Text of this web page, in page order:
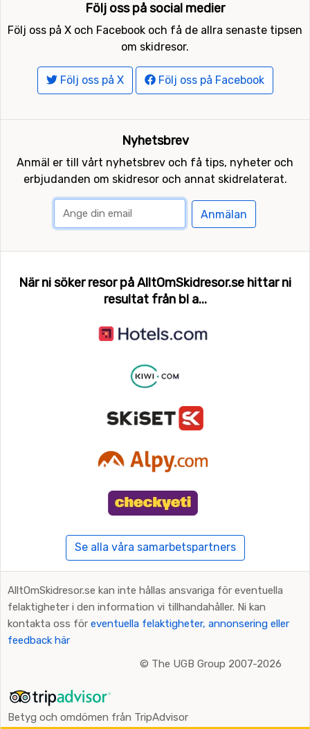
Följ oss på social medier
Följ oss på X och Facebook och få de allra senaste tipsen
om skidresor.
Följ oss på X Följ oss på Facebook
Nyhetsbrev
Anmäl er till vårt nyhetsbrev och få tips, nyheter och
erbjudanden om skidresor och annat skidrelaterat.
Anmälan
När ni söker resor på AlltOmSkidresor.se hittar ni
resultat från bl a...
Se alla våra samarbetspartners
AlltOmSkidresor.se kan inte hållas ansvariga för eventuella
felaktigheter i den information vi tillhandahåller. Ni kan
kontakta oss för eventuella felaktigheter, annonsering eller
feedback här
© The UGB Group 2007-2026
Betyg och omdömen från TripAdvisor